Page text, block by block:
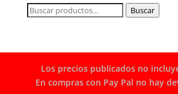
Buscar
Buscar
Los precios publicados no
En compras con Pay Pal no hay